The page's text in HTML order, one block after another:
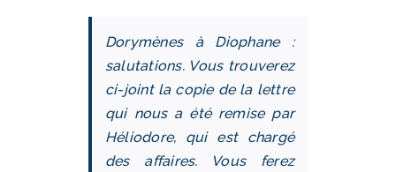
Dorymènes à Diophane :
salutations. Vous trouverez
ci-joint la copie de la lettre
qui nous a été remise par
Héliodore, qui est chargé
des affaires. Vous ferez